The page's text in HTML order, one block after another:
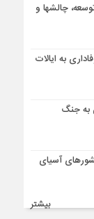
چالشها و
به ایالات
به جنگ
آسیای
بیشتر